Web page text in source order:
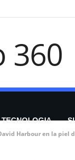
TECNOLOGIA
Harbour en la piel